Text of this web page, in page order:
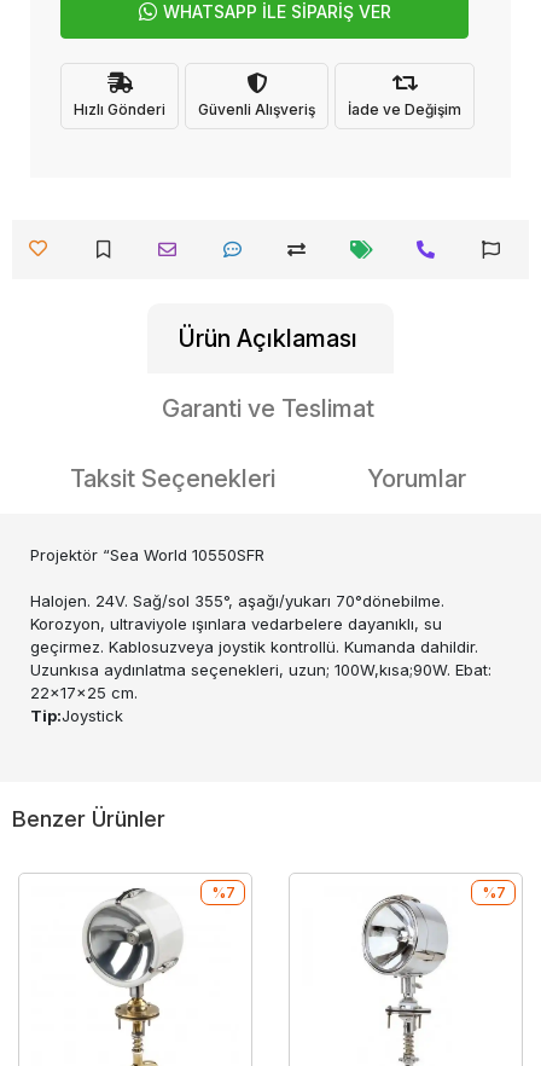
WHATSAPP İLE SİPARİŞ VER
Hızlı Gönderi Güvenli Alışveriş İade ve Değişim
Ürün Açıklaması
Garanti ve Teslimat
Taksit Seçenekleri Yorumlar
Projektör “Sea World 10550SFR
Halojen. 24V. Sağ/sol 355°, aşağı/yukarı 70°dönebilme.
Korozyon, ultraviyole ışınlara vedarbelere dayanıklı, su
geçirmez. Kablosuzveya joystik kontrollü. Kumanda dahildir.
Uzunkısa aydınlatma seçenekleri, uzun; 100W,kısa;90W. Ebat:
22x17x25 cm.
Tip:Joystick
Benzer Ürünler
%7 %7